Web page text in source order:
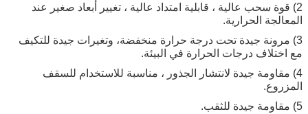
2) قوة سحب عالية ، قابلية امتداد عالية ، تغيير أبعاد صغير عند
المعالجة الحرارية.
3) مرونة جيدة تحت درجة حرارة منخفضة، وتغيرات جيدة للتكيف
مع اختلاف درجات الحرارة في البيئة.
4) مقاومة جيدة لانتشار الجذور ، مناسبة للاستخدام للسقف
المزروع.
5) مقاومة جيدة للثقب.